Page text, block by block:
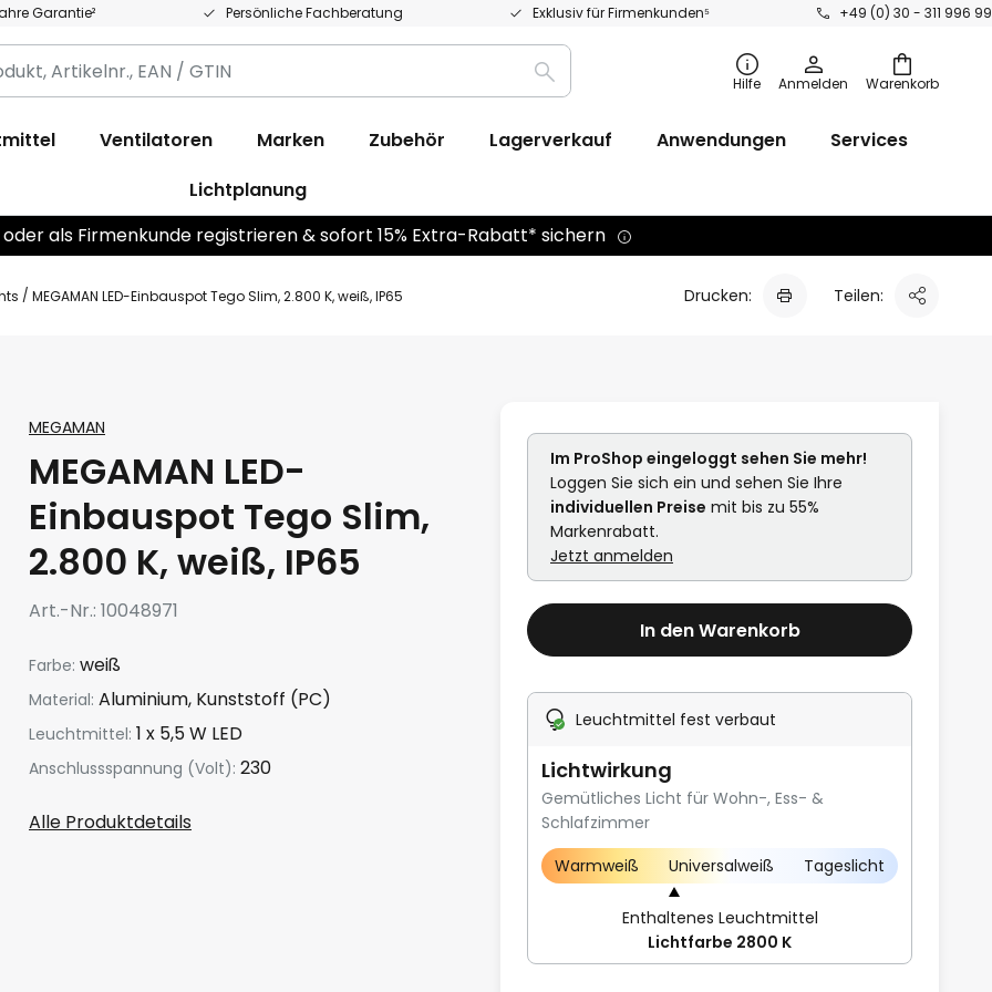
Garantie² Persönliche Fachberatung Exklusiv für Firmenkunden⁵ +49 (0) 30 - 311 996 99
Warenkorb
Suche Hilfe Anmelden
Ventilatoren Marken Zubehör Lagerverkauf Anwendungen
Services
Lichtplanung
als Firmenkunde registrieren & sofort 15% Extra-Rabatt* sichern
MEGAMAN LED-Einbauspot Tego Slim, 2.800 K, weiß, IP65 Drucken: Teilen:
MEGAMAN
MEGAMAN LED-
Einbauspot Tego Slim,
2.800 K, weiß, IP65
Art.-Nr. 10048971
Farbe: weiß
Material: Aluminium, Kunststoff (PC)
Leuchtmittel: 1 x 5,5 W LED
Anschlussspannung (Volt): 230
Alle Produktdetails
Im ProShop eingeloggt sehen Sie mehr!
Loggen Sie sich ein und sehen Sie Ihre
individuellen Preise mit bis zu 55%
Markenrabatt.
Jetzt anmelden
In den Warenkorb
Leuchtmittel fest verbaut
Lichtwirkung
Gemütliches Licht für Wohn-, Ess- &
Schlafzimmer
Warmweiß
Universalweiß Tageslicht
Enthaltenes Leuchtmittel
Lichtfarbe 2800 K